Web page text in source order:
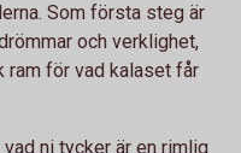
Som första steg är
och verklighet,
för vad kalaset får
ni tycker är en rimlig